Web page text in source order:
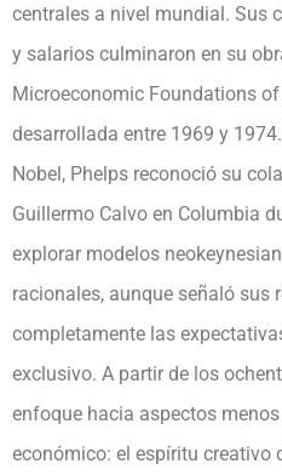
centrales a nivel mundial. Sus
y salarios culminaron en su
Microeconomic Foundations
desarrollada entre 1969 y
Nobel, Phelps reconoció su
Guillermo Calvo en Columbia
explorar modelos
racionales, aunque señaló sus
completamente las
exclusivo. A partir de los
enfoque hacia aspectos
económico: el espíritu creativo